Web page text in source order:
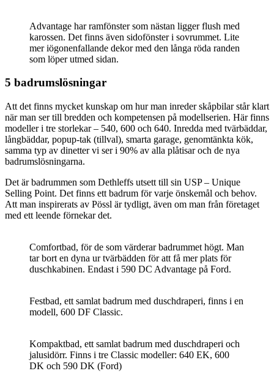
Advantage har ramfönster som nästan ligger flush med
karossen. Det finns även sidofönster i sovrummet. Lite
mer iögonenfallande dekor med den långa röda randen
som löper utmed sidan.
5 badrumslösningar
Att det finns mycket kunskap om hur man inreder skåpbilar står klart
när man ser till bredden och kompetensen på modellserien. Här finns
modeller i tre storlekar – 540, 600 och 640. Inredda med tvärbäddar,
långbäddar, popup-tak (tillval), smarta garage, genomtänkta kök,
samma typ av dinetter vi ser i 90% av alla plåtisar och de nya
badrumslösningarna.
Det är badrummen som Dethleffs utsett till sin USP – Unique
Selling Point. Det finns ett badrum för varje önskemål och behov.
Att man inspirerats av Pössl är tydligt, även om man från företaget
med ett leende förnekar det.
Comfortbad, för de som värderar badrummet högt. Man
tar bort en dyna ur tvärbädden för att få mer plats för
duschkabinen. Endast i 590 DC Advantage på Ford.
Festbad, ett samlat badrum med duschdraperi, finns i en
modell, 600 DF Classic.
Kompaktbad, ett samlat badrum med duschdraperi och
jalusidörr. Finns i tre Classic modeller: 640 EK, 600
DK och 590 DK (Ford)